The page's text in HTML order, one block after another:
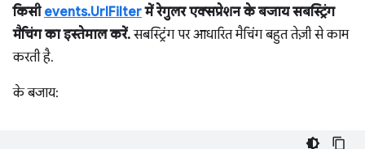
किसीevents.UrlFilterमें रेगुलर एक्सप्रेशन के बजाय सबस्ट्रिंग
मैचिंग का इस्तेमाल करें.सबस्ट्रिंग पर आधारित मैचिंग बहुत तेज़ी से काम
करती है.
के बजाय: